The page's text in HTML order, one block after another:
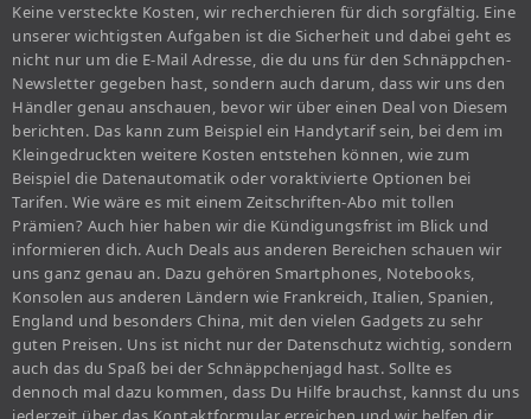
Keine versteckte Kosten, wir recherchieren für dich sorgfältig. Eine
unserer wichtigsten Aufgaben ist die Sicherheit und dabei geht es
nicht nur um die E-Mail Adresse, die du uns für den Schnäppchen-
Newsletter gegeben hast, sondern auch darum, dass wir uns den
Händler genau anschauen, bevor wir über einen Deal von Diesem
berichten. Das kann zum Beispiel ein Handytarif sein, bei dem im
Kleingedruckten weitere Kosten entstehen können, wie zum
Beispiel die Datenautomatik oder voraktivierte Optionen bei
Tarifen. Wie wäre es mit einem Zeitschriften-Abo mit tollen
Prämien? Auch hier haben wir die Kündigungsfrist im Blick und
informieren dich. Auch Deals aus anderen Bereichen schauen wir
uns ganz genau an. Dazu gehören Smartphones, Notebooks,
Konsolen aus anderen Ländern wie Frankreich, Italien, Spanien,
England und besonders China, mit den vielen Gadgets zu sehr
guten Preisen. Uns ist nicht nur der Datenschutz wichtig, sondern
auch das du Spaß bei der Schnäppchenjagd hast. Sollte es
dennoch mal dazu kommen, dass Du Hilfe brauchst, kannst du uns